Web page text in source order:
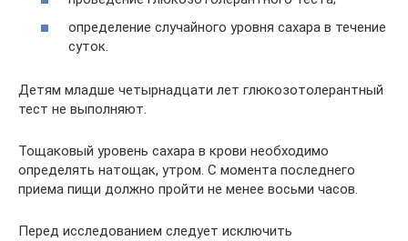
определение случайного уровня сахара в течение
суток.
Детям младше четырнадцати лет глюкозотолерантный
тест не выполняют.
Тощаковый уровень сахара в крови необходимо
определять натощак, утром. С момента последнего
приема пищи должно пройти не менее восьми часов.
Перед исследованием следует исключить